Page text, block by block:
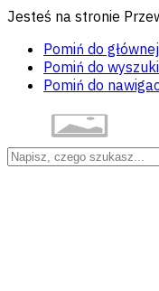
Jesteś na stronie
Pomiń do
Pomiń do
Pomiń do